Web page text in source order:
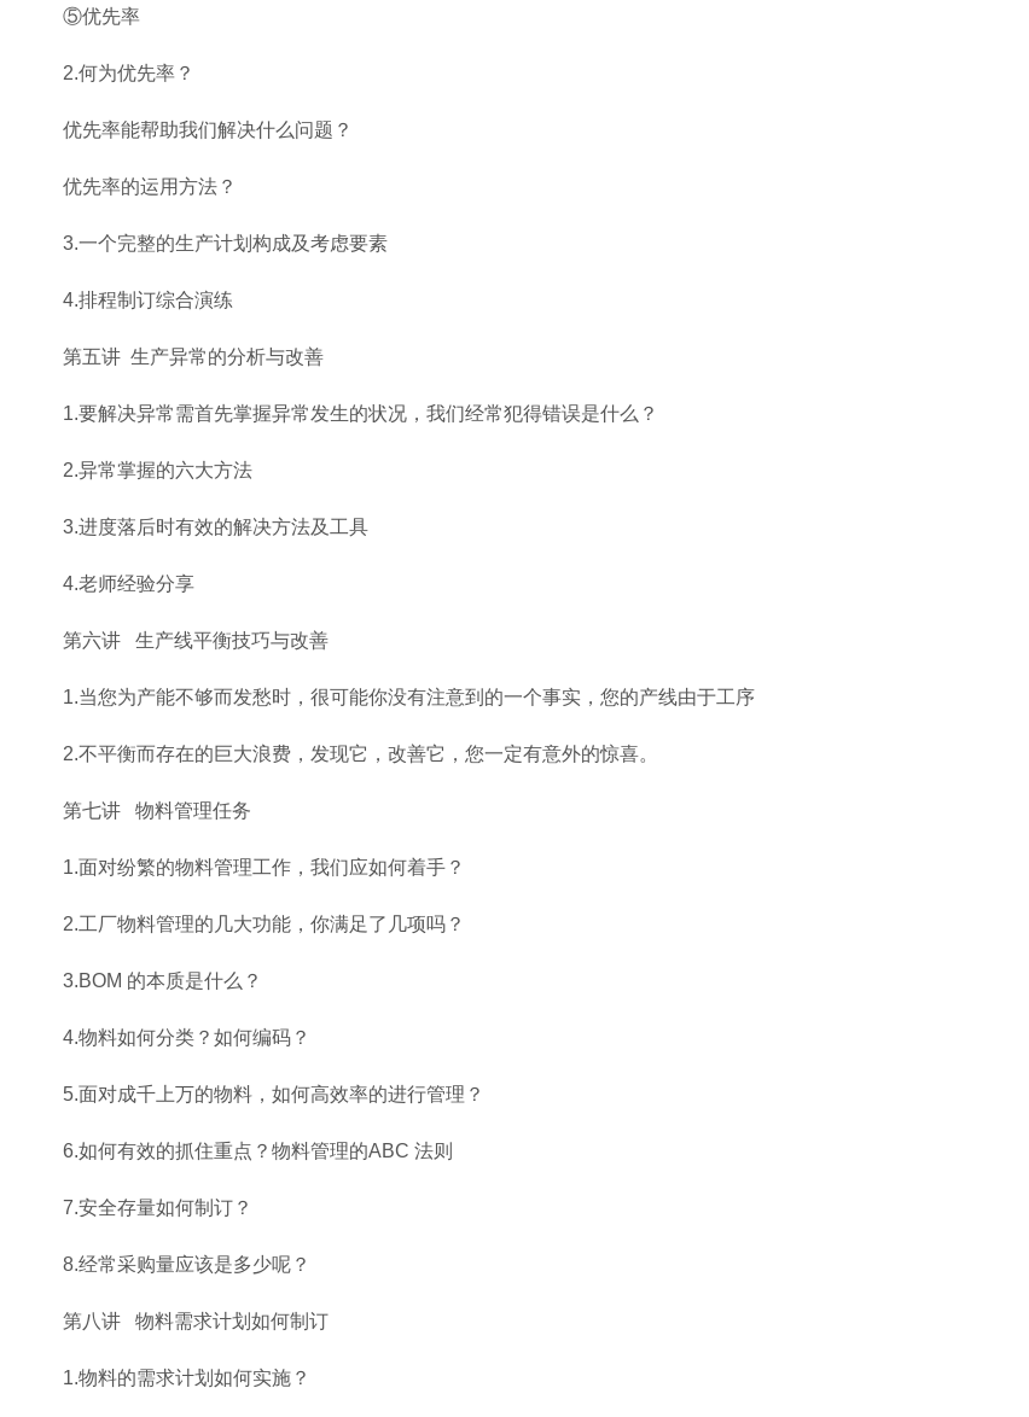
⑤优先率
2.何为优先率？
优先率能帮助我们解决什么问题？
优先率的运用方法？
3.一个完整的生产计划构成及考虑要素
4.排程制订综合演练
第五讲 生产异常的分析与改善
1.要解决异常需首先掌握异常发生的状况，我们经常犯得错误是什么？
2.异常掌握的六大方法
3.进度落后时有效的解决方法及工具
4.老师经验分享
第六讲 生产线平衡技巧与改善
1.当您为产能不够而发愁时，很可能你没有注意到的一个事实，您的产线由于工序
2.不平衡而存在的巨大浪费，发现它，改善它，您一定有意外的惊喜。
第七讲 物料管理任务
1.面对纷繁的物料管理工作，我们应如何着手？
2.工厂物料管理的几大功能，你满足了几项吗？
3.BOM 的本质是什么？
4.物料如何分类？如何编码？
5.面对成千上万的物料，如何高效率的进行管理？
6.如何有效的抓住重点？物料管理的ABC 法则
7.安全存量如何制订？
8.经常采购量应该是多少呢？
第八讲 物料需求计划如何制订
1.物料的需求计划如何实施？